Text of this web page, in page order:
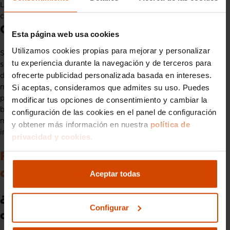
Esta página web usa cookies
Utilizamos cookies propias para mejorar y personalizar
tu experiencia durante la navegación y de terceros para
ofrecerte publicidad personalizada basada en intereses.
Si aceptas, consideramos que admites su uso. Puedes
modificar tus opciones de consentimiento y cambiar la
configuración de las cookies en el panel de configuración
y obtener más información en nuestra política de
privacidad y cookies.
Aceptar todas
Configurar
carnet de conducir
Conclusión
Solicitar un duplicado del carnet de conducir es un proceso
sencillo si sigues los pasos adecuados y cuentas con la
documentación necesaria. Ya sea presencialmente, en línea o
mediante un gestor, asegúrate de realizar el trámite lo antes
posible para evitar inconvenientes. Mantener tu carnet en
buen estado y accesible es fundamental para garantizar tu
movilidad y cumplir con la normativa de tráfico en España, no
importa si tienes el carnet nacional o el
FAQ – Duplicado del carnet de
conducir
¿Qué es un duplicado del carnet de
conducir?